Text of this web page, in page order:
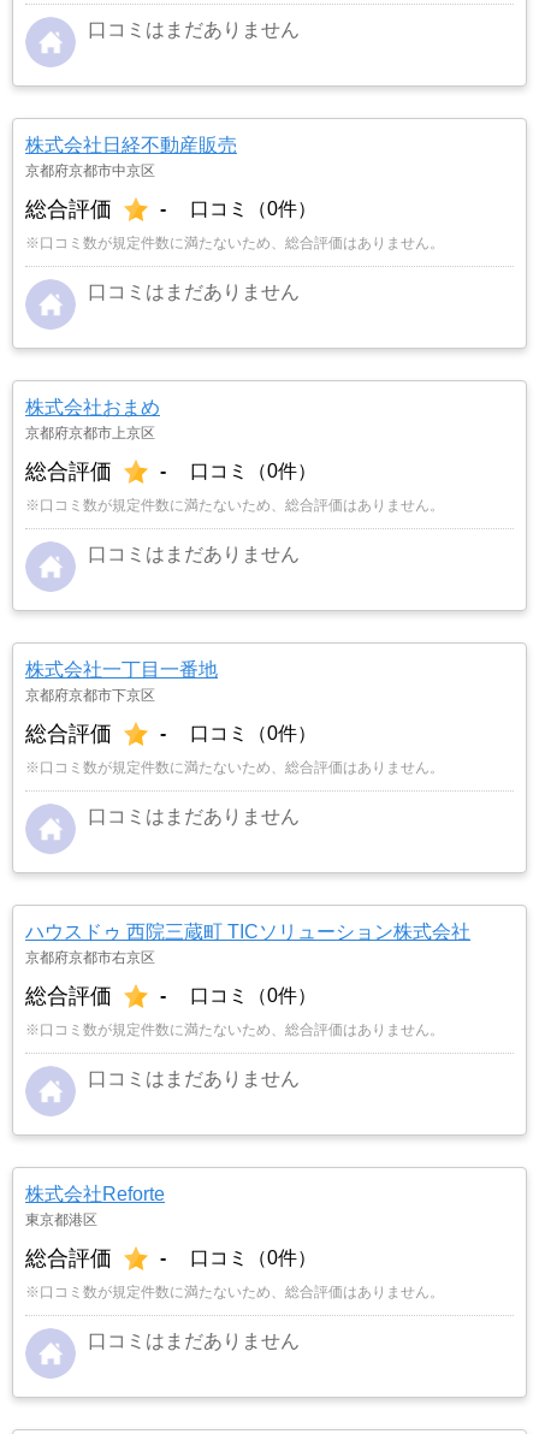
口コミはまだありません
株式会社日経不動産販売
京都府京都市中京区
総合評価 - 口コミ（0件）
※口コミ数が規定件数に満たないため、総合評価はありません。
口コミはまだありません
株式会社おまめ
京都府京都市上京区
総合評価 - 口コミ（0件）
※口コミ数が規定件数に満たないため、総合評価はありません。
口コミはまだありません
株式会社一丁目一番地
京都府京都市下京区
総合評価 - 口コミ（0件）
※口コミ数が規定件数に満たないため、総合評価はありません。
口コミはまだありません
ハウスドゥ 西院三蔵町 TICソリューション株式会社
京都府京都市右京区
総合評価 - 口コミ（0件）
※口コミ数が規定件数に満たないため、総合評価はありません。
口コミはまだありません
株式会社Reforte
東京都港区
総合評価 - 口コミ（0件）
※口コミ数が規定件数に満たないため、総合評価はありません。
口コミはまだありません